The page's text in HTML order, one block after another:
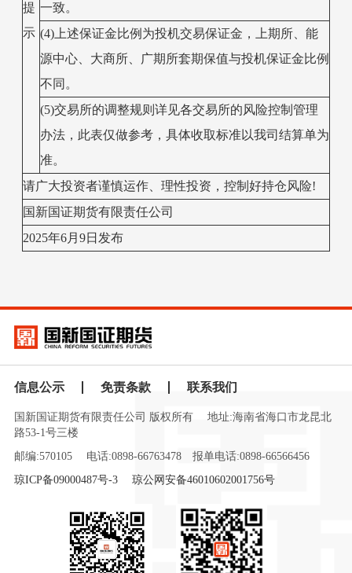
提
示
一致。
(4)上述保证金比例为投机交易保证金，上期所、能
源中心、大商所、广期所套期保值与投机保证金比例
不同。
(5)交易所的调整规则详见各交易所的风险控制管理
办法，此表仅做参考，具体收取标准以我司结算单为
准。
请广大投资者谨慎运作、理性投资，控制好持仓风险!
国新国证期货有限责任公司
2025年6月9日发布
信息公示 免责条款 联系我们
国新国证期货有限责任公司 版权所有
地址:海南省海口市龙昆北
路53-1号三楼
邮编:570105
电话:0898-66763478
报单电话:0898-66566456
琼ICP备09000487号-3
琼公网安备46010602001756号